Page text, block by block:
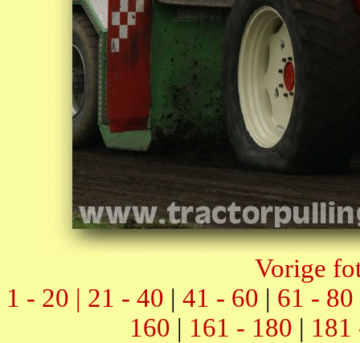
Vorige
1 - 20 | 21 - 40 | 41 - 60 | 61 - 80
160 | 161 - 180 | 181